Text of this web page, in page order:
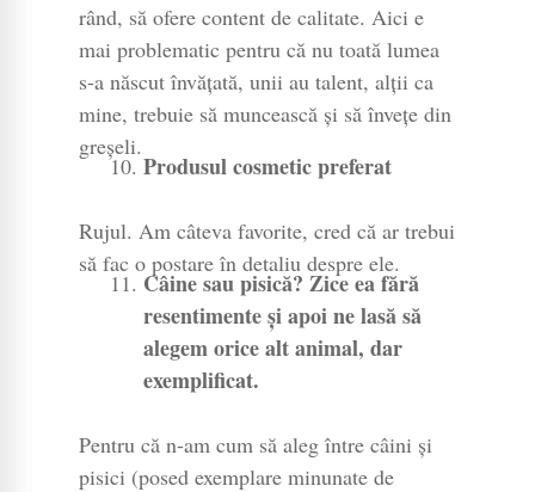
rând, să ofere content de calitate. Aici e
mai problematic pentru că nu toată lumea
s-a născut învățată, unii au talent, alții ca
mine, trebuie să muncească și să învețe din
greșeli.
Produsul cosmetic preferat
Rujul. Am câteva favorite, cred că ar trebui
să fac o postare în detaliu despre ele.
Câine sau pisică? Zice ea fără
resentimente și apoi ne lasă să
alegem orice alt animal, dar
exemplificat.
Pentru că n-am cum să aleg între câini și
pisici (posed exemplare minunate de